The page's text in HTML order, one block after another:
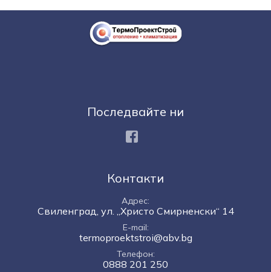
Контакти
Адрес
Свиленград, ул. „Христо Смирненски“ 14
E-mail
termoproektstroi@abv.bg
Телефон
0888 201 250
Последвайте ни